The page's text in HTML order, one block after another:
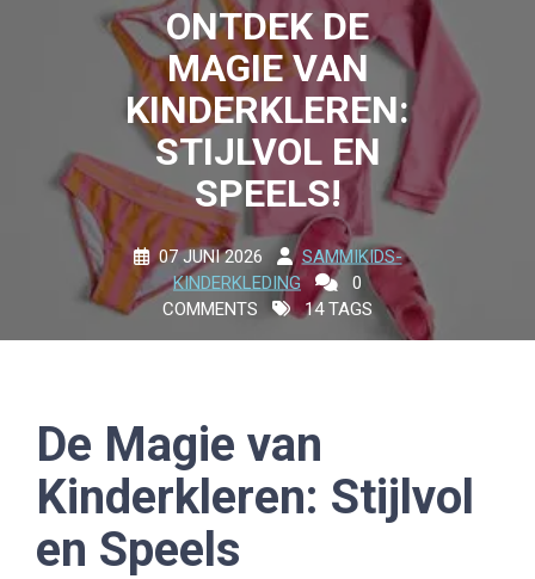
ONTDEK DE
MAGIE VAN
KINDERKLEREN:
STIJLVOL EN
SPEELS!
07 JUNI 2026
SAMMIKIDS-
KINDERKLEDING
0
COMMENTS
14 TAGS
De Magie van
Kinderkleren: Stijlvol
en Speels